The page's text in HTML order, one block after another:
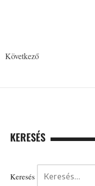
Következő
KERESÉS
Keresés